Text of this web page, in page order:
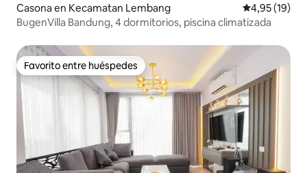
Casona en Kecamatan Lembang Calificación
4,95 (19)
BugenVilla Bandung, 4 dormitorios, piscina climatizada
Favorito entre huéspedes
Favorito entre huéspedes